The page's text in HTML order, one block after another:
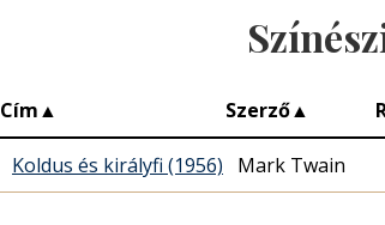
Cím▲ Szerző▲
Koldus és királyfi (1956) Mark Twain